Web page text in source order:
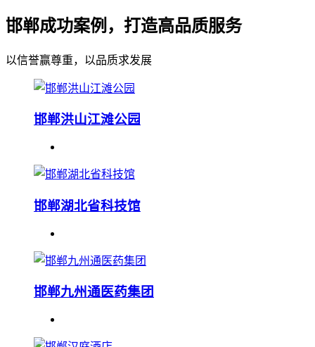
邯郸成功案例，打造高品质服务
以信誉赢尊重，以品质求发展
邯郸洪山江滩公园
邯郸湖北省科技馆
邯郸九州通医药集团